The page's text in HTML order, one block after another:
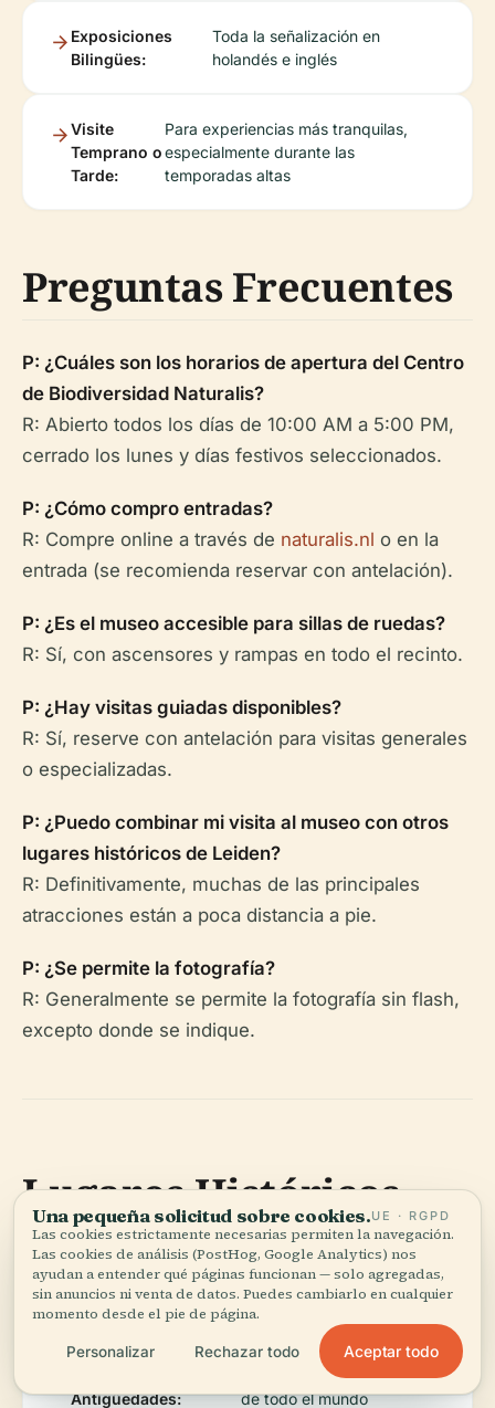
Exposiciones
Bilingües:
Toda la señalización en
holandés e inglés
Visite
Temprano o
Tarde:
Para experiencias más tranquilas,
especialmente durante las
temporadas altas
Preguntas Frecuentes
P: ¿Cuáles son los horarios de apertura del Centro
de Biodiversidad Naturalis?
R: Abierto todos los días de 10:00 AM a 5:00 PM,
cerrado los lunes y días festivos seleccionados.
P: ¿Cómo compro entradas?
R: Compre online a través de naturalis.nl o en la
entrada (se recomienda reservar con antelación).
P: ¿Es el museo accesible para sillas de ruedas?
R: Sí, con ascensores y rampas en todo el recinto.
P: ¿Hay visitas guiadas disponibles?
R: Sí, reserve con antelación para visitas generales
o especializadas.
P: ¿Puedo combinar mi visita al museo con otros
lugares históricos de Leiden?
R: Definitivamente, muchas de las principales
atracciones están a poca distancia a pie.
P: ¿Se permite la fotografía?
R: Generalmente se permite la fotografía sin flash,
excepto donde se indique.
Lugares Históricos
Cercanos de Leiden
Mejore su experiencia cultural visitando:
Antigüedades:
Artefactos arqueológicos
de todo el mundo
Una pequeña solicitud sobre cookies.UE · RGPD
Las cookies estrictamente necesarias permiten la navegación.
Las cookies de análisis (PostHog, Google Analytics) nos
ayudan a entender qué páginas funcionan — solo agregadas,
sin anuncios ni venta de datos. Puedes cambiarlo en cualquier
momento desde el pie de página.
Personalizar Rechazar todo Aceptar todo